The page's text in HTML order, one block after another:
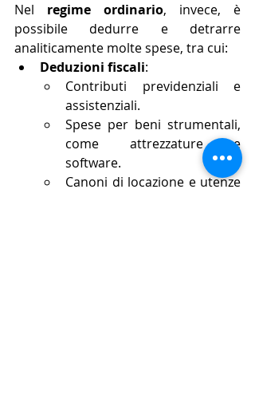
Nel regime ordinario, invece, è
possibile dedurre e detrarre
analiticamente molte spese, tra cui:
Deduzioni fiscali:
Contributi previdenziali e
assistenziali.
Spese per beni strumentali,
come attrezzature e
software.
Canoni di locazione e utenze